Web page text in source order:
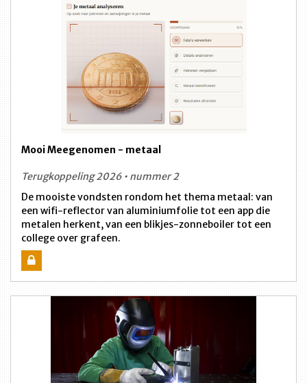
Mooi Meegenomen - metaal
Terugkoppeling 2026 • nummer 2
De mooiste vondsten rondom het thema metaal: van
een wifi-reflector van aluminiumfolie tot een app die
metalen herkent, van een blikjes-zonneboiler tot een
college over grafeen.